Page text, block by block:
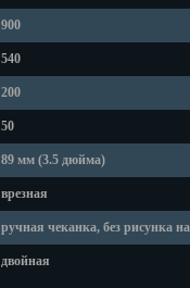
900
540
200
50
89 мм (3.5 дюйма)
врезная
ручная чеканка, без рисунка
двойная